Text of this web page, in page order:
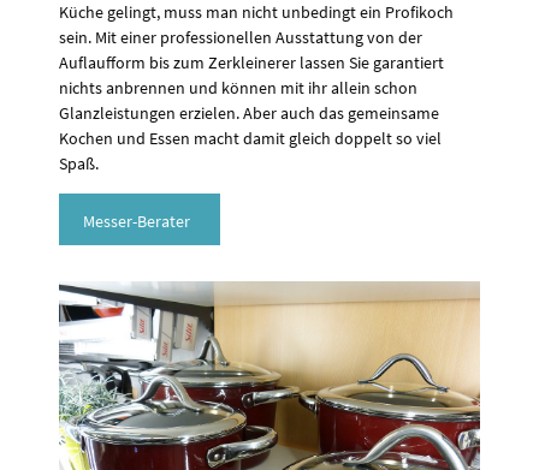
Küche gelingt, muss man nicht unbedingt ein Profikoch
sein. Mit einer professionellen Ausstattung von der
Auflaufform bis zum Zerkleinerer lassen Sie garantiert
nichts anbrennen und können mit ihr allein schon
Glanzleistungen erzielen. Aber auch das gemeinsame
Kochen und Essen macht damit gleich doppelt so viel
Spaß.
Messer-Berater